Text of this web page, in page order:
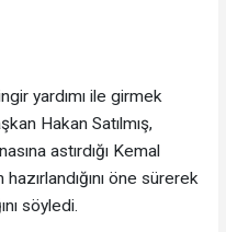
yardımı ile girmek
Hakan Satılmış,
astırdığı Kemal
öne sürerek
söyledi.